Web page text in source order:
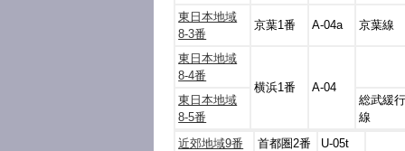
東日本地域
8-3番
京葉1番 A-04a 京葉線
東日本地域
8-4番
横浜1番
A-04
東日本地域
8-5番
総武緩
線
近郊地域9番
首都圏2番
U-05t